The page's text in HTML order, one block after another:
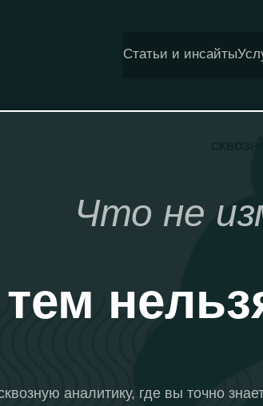
Статьи и инсайты
Что не
тем
аналитику, где вы точно